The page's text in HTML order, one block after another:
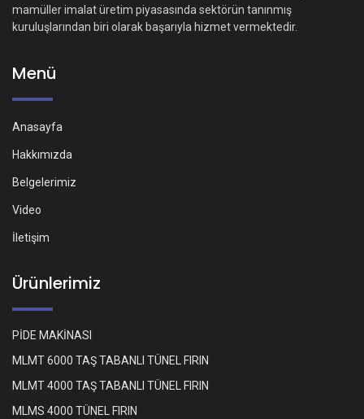
mamüller imalat üretim piyasasında sektörün tanınmış
kuruluşlarından biri olarak başarıyla hizmet vermektedir.
Menü
Anasayfa
Hakkımızda
Belgelerimiz
Video
İletişim
Ürünlerimiz
PİDE MAKİNASI
MLMT 6000 TAŞ TABANLI TÜNEL FIRIN
MLMT 4000 TAŞ TABANLI TÜNEL FIRIN
MLMS 4000 TÜNEL FIRIN